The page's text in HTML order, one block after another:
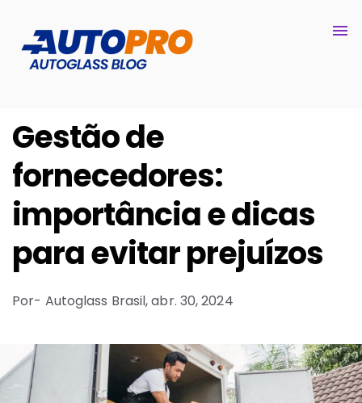
Gestão de
fornecedores:
importância e dicas
para evitar prejuízos
Por- Autoglass Brasil,abr. 30, 2024